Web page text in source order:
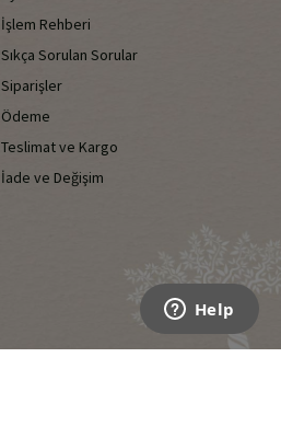
İşlem Rehberi
Sıkça Sorulan Sorular
Siparişler
Ödeme
Teslimat ve Kargo
İade ve Değişim